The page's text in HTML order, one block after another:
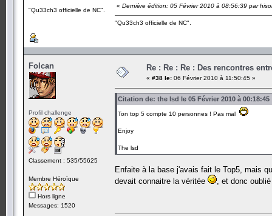
"Qu33ch3 officielle de NC".
« Dernière édition: 05 Février 2010 à 08:56:39 par
"Qu33ch3 officielle de NC".
Folcan
Profil challenge
Classement : 535/55625
Membre Héroïque
Hors ligne
Messages: 1520
Re : Re : Re : Des rencontres
« #38 le: 06 Février 2010 à 11:50:45 »
Citation de: the lsd le 05 Février 2010 à 00:18:45
Ton top 5 compte 10 personnes ! Pas mal
Enjoy
The lsd
Enfaite à la base j'avais fait le Top5, mais
devait connaitre la véritée
, et donc